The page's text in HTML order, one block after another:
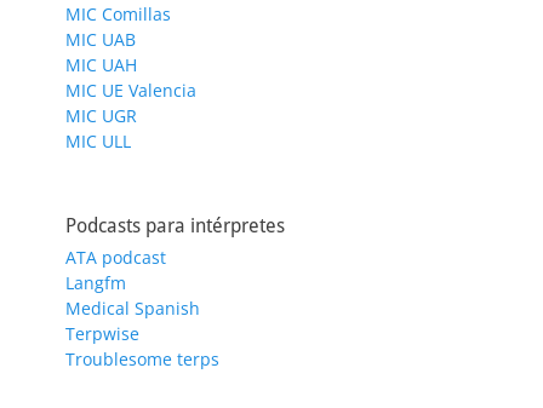
MIC Comillas
MIC UAB
MIC UAH
MIC UE Valencia
MIC UGR
MIC ULL
Podcasts para intérpretes
ATA podcast
Langfm
Medical Spanish
Terpwise
Troublesome terps